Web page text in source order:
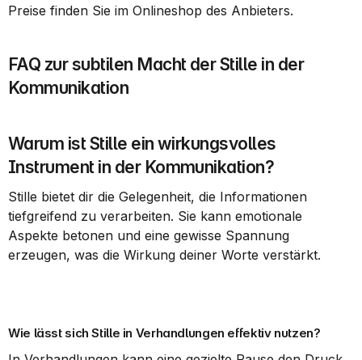
Preise finden Sie im Onlineshop des Anbieters.
FAQ zur subtilen Macht der Stille in der
Kommunikation
Warum ist Stille ein wirkungsvolles
Instrument in der Kommunikation?
Stille bietet dir die Gelegenheit, die Informationen
tiefgreifend zu verarbeiten. Sie kann emotionale
Aspekte betonen und eine gewisse Spannung
erzeugen, was die Wirkung deiner Worte verstärkt.
Wie lässt sich Stille in Verhandlungen effektiv nutzen?